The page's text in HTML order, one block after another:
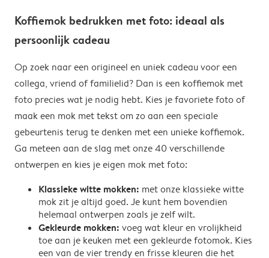
Koffiemok bedrukken met foto: ideaal als
persoonlijk cadeau
Op zoek naar een origineel en uniek cadeau voor een
collega, vriend of familielid? Dan is een koffiemok met
foto precies wat je nodig hebt. Kies je favoriete foto of
maak een mok met tekst om zo aan een speciale
gebeurtenis terug te denken met een unieke koffiemok.
Ga meteen aan de slag met onze 40 verschillende
ontwerpen en kies je eigen mok met foto:
Klassieke witte mokken: met onze klassieke witte
mok zit je altijd goed. Je kunt hem bovendien
helemaal ontwerpen zoals je zelf wilt.
Gekleurde mokken: voeg wat kleur en vrolijkheid
toe aan je keuken met een gekleurde fotomok. Kies
een van de vier trendy en frisse kleuren die het